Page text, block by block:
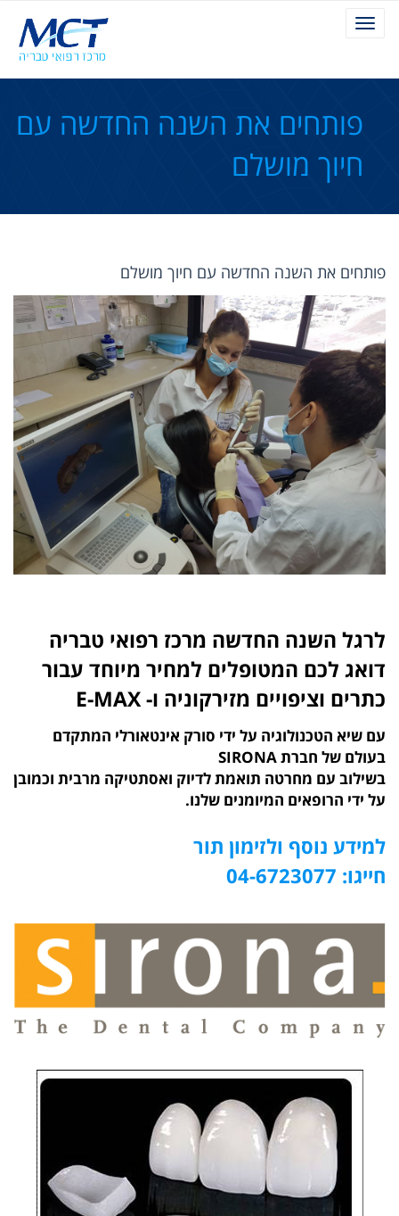
Toggle
פותחים את השנה החדשה עם
חיוך מושלם
פותחים את השנה החדשה עם חיוך מושלם
לרגל השנה החדשה מרכז רפואי טבריה
דואג לכם המטופלים למחיר מיוחד עבור
כתרים וציפויים מזירקוניה ו- E-MAX
עם שיא הטכנולוגיה על ידי סורק אינטאורלי המתקדם
בעולם של חברת SIRONA
בשילוב עם מחרטה תואמת לדיוק ואסתטיקה מרבית וכמובן
על ידי הרופאים המיומנים שלנו.
למידע נוסף ולזימון תור
חייגו: 04-6723077